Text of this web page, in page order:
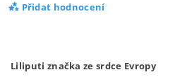
Přidat hodnocení
Liliputi značka ze srdce Evropy